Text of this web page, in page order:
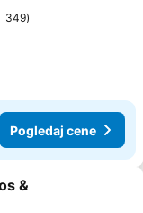
349
Pogledaj cene
&